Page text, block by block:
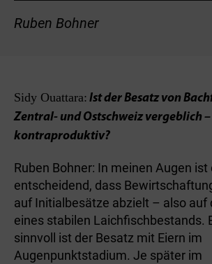
Ruben Bohner
Sidy Ouattara: Ist der Besatz von
Zentral- und Ostschweiz vergeblich
kontraproduktiv?
Ruben Bohner: In meinen Augen ist
entscheidend, dass
auf Initialbesätze abzielt – also auf
eines stabilen Laichfischbestands.
sinnvoll ist der Besatz mit Eiern im
Augenpunktstadium. Je später im